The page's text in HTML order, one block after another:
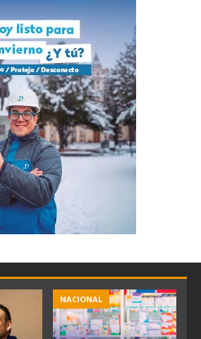
NACIONAL